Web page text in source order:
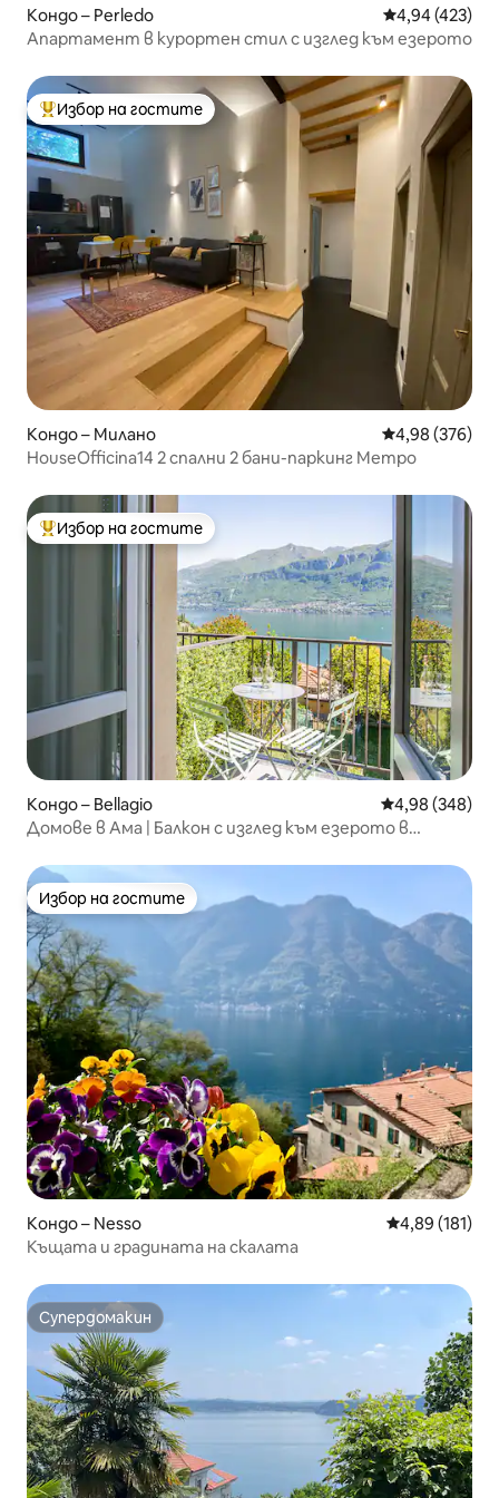
Кондо – Perledo Средна
4,94 (423)
Апартамент в курортен стил с изглед към езерото
Най-популярен избор на гостите
Избор на гостите
Кондо – Милано Средна
4,98 (376)
HouseOfficina14 2 спални 2 бани-паркинг Метро
Най-популярен избор на гостите
Избор на гостите
Кондо – Bellagio Средна
4,98 (348)
Домове в Ама | Балкон с изглед към езерото в
Избор на гостите
Избор на гостите
Кондо – Nesso Средна
4,89 (181)
Къщата и градината на скалата
Супердомакин
Супердомакин